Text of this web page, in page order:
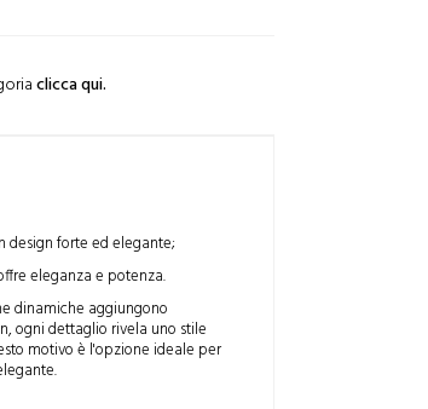
clicca qui.
design forte ed elegante;
eleganza e potenza.
dinamiche aggiungono
ogni dettaglio rivela uno stile
motivo è l'opzione ideale per